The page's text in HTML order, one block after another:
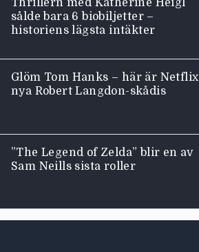
sålde bara 6 biobiljetter –
historiens lägsta intäkter
Glöm Tom Hanks – här är Netflix
nya Robert Langdon-skådis
”The Legend of Zelda” blir en av
Sam Neills sista roller